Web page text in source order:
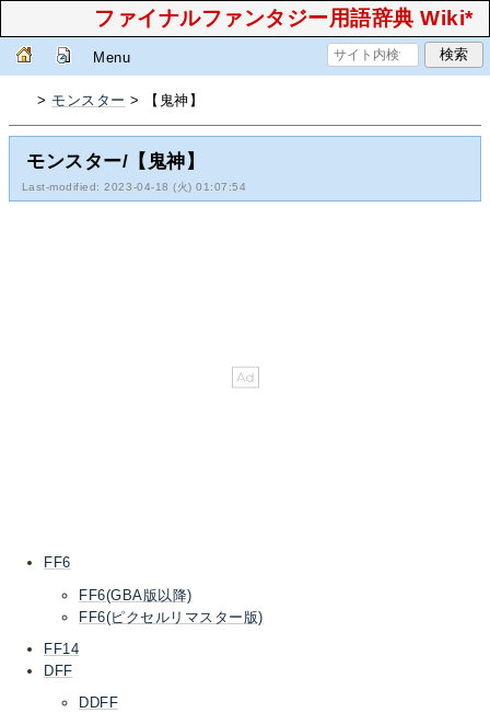
ファイナルファンタジー用語辞典 Wiki*
Menu
> モンスター > 【鬼神】
モンスター/【鬼神】
Last-modified: 2023-04-18 (火) 01:07:54
FF6
FF6(GBA版以降)
FF6(ピクセルリマスター版)
FF14
DFF
DDFF